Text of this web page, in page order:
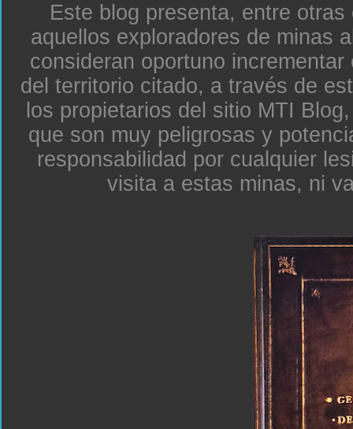
Este blog presenta, entre
aquellos exploradores de minas
consideran oportuno
del territorio citado, a través de
los propietarios del sitio MTI
que son muy peligrosas y
responsabilidad por cualquier
visita a estas minas, ni